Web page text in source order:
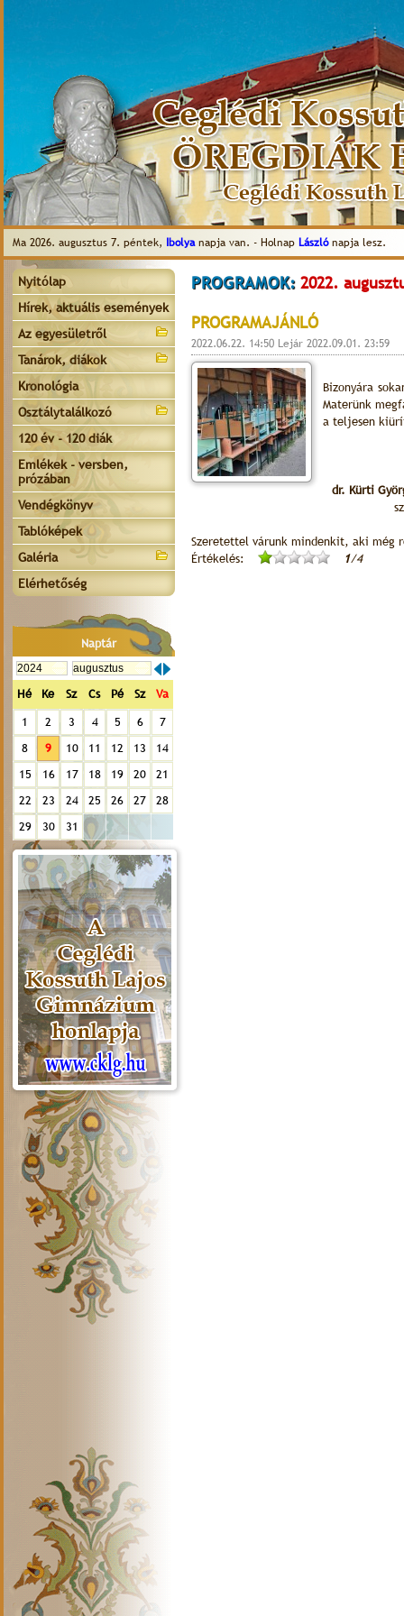
Ma 2026. augusztus 7. péntek, Ibolyanapja van. - Holnap Lászlónapja lesz.
Nyitólap
Hírek, aktuális események
Az egyesületről
Tanárok, diákok
Kronológia
Osztálytalálkozó
120 év - 120 diák
Emlékek - versben,
prózában
Vendégkönyv
Tablóképek
Galéria
Elérhetőség
Naptár
Hé Ke Sz Cs Pé Sz Va
1 2 3 4 5 6
7
8
9 10 11 12 13
14
15
16 17 18 19 20
21
22
23 24 25 26 27
28
29
30 31
PROGRAMOK: 2022.
PROGRAMAJÁNLÓ
2022.06.22. 14:50 Lejár 2022.09.01. 23:59
Bizonyára
Materünk
a teljesen
dr. Kürti
Szeretettel várunk mindenkit, aki még
Értékelés:
1/4